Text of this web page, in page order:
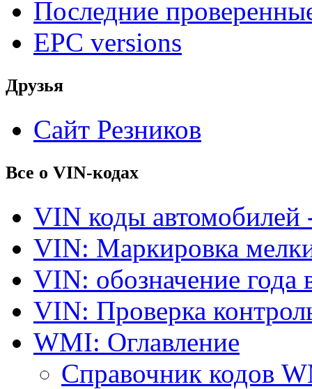
Последние
EPC versions
Друзья
Сайт Резников
Все о VIN-кодах
VIN коды автомобилей
VIN: Маркировка
VIN: обозначение года
VIN: Проверка
WMI: Оглавление
Справочник кодов